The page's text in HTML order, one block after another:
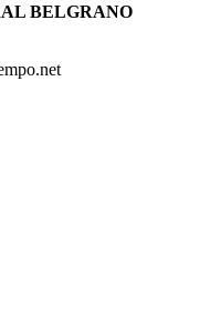
BELGRANO